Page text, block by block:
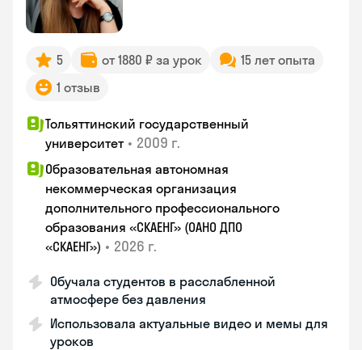
5 от 1880 ₽ за урок
15 лет опыта
1 отзыв
Тольяттинский государственный
университет • 2009 г.
Образовательная автономная
некоммерческая организация
дополнительного профессионального
образования «СКАЕНГ» (ОАНО ДПО
«СКАЕНГ») • 2026 г.
Обучала студентов в расслабленной
атмосфере без давления
Использовала актуальные видео и мемы для
уроков